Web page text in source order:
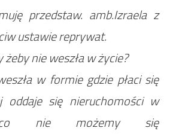
przedstaw. amb.Izraela z
ustawie reprywat.
nie weszła w życie?
w formie gdzie płaci się
oddaje się nieruchomości w
co nie możemy się